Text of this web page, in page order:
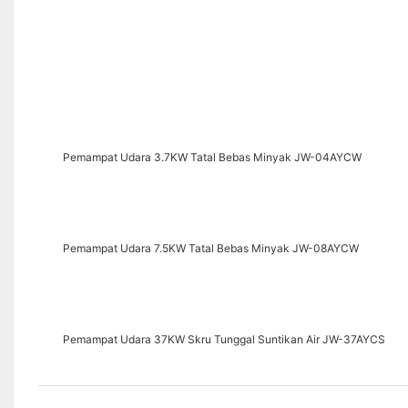
Pemampat Udara 3.7KW Tatal Bebas Minyak JW-04AYCW
Pemampat Udara 7.5KW Tatal Bebas Minyak JW-08AYCW
Pemampat Udara 37KW Skru Tunggal Suntikan Air JW-37AYCS